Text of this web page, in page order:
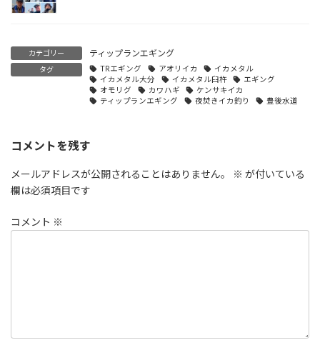
カテゴリー ティップランエギング
タグ TRエギング アオリイカ
イカメタル
イカメタル大分
イカメタル臼杵
エギング
オモリグ
カワハギ
ケンサキイカ
ティップランエギング
夜焚きイカ釣り 豊後水道
コメントを残す
メールアドレスが公開されることはありません。 ※ が付いている
欄は必須項目です
コメント ※